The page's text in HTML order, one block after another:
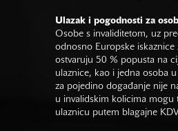
Ulazak i pogodnosti za
Osobe s invaliditetom, uz
odnosno Europske iskaznice
ostvaruju 50 % popusta na
ulaznice, kao i jedna osoba
za pojedino događanje nije
u invalidskim kolicima mogu
ulaznicu putem blagajne